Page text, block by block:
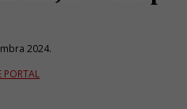
2024.
PORTAL